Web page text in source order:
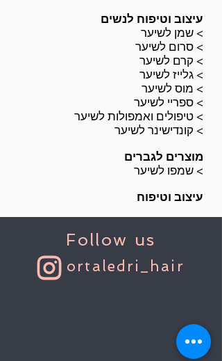
עיצוב וטיפוח לנשים
שמן לשיער <
סרום לשיער <
קרם לשיער <
גלייז לשיער <
מוס לשיער <
ספריי לשיער <
טיפולים ואמפולות לשיער <
קונדישינר לשיער <
מוצרים לגברים
שמפו לשיער <
עיצוב וטיפוח
Follow us
ortaledri_hair